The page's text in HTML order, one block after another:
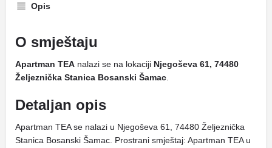
Opis
O smještaju
Apartman TEA nalazi se na lokaciji Njegoševa 61, 74480
Željeznička Stanica Bosanski Šamac
Detaljan opis
Apartman TEA se nalazi u Njegoševa 61, 74480 Željeznička
Stanica Bosanski Šamac. Prostrani smještaj: Apartman TEA u